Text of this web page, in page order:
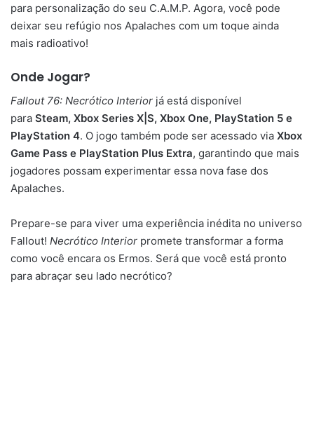
para personalização do seu C.A.M.P. Agora, você pode
deixar seu refúgio nos Apalaches com um toque ainda
mais radioativo!
Onde Jogar?
Fallout 76: Necrótico Interior já está disponível
para Steam, Xbox Series X|S, Xbox One, PlayStation 5 e
PlayStation 4. O jogo também pode ser acessado via Xbox
Game Pass e PlayStation Plus Extra, garantindo que mais
jogadores possam experimentar essa nova fase dos
Apalaches.
Prepare-se para viver uma experiência inédita no universo
Fallout! Necrótico Interior promete transformar a forma
como você encara os Ermos. Será que você está pronto
para abraçar seu lado necrótico?